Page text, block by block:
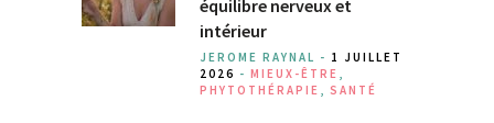
équilibre nerveux et
intérieur
JEROME RAYNAL - 1 JUILLET
2026 - MIEUX-ÊTRE ,
PHYTOTHÉRAPIE , SANTÉ